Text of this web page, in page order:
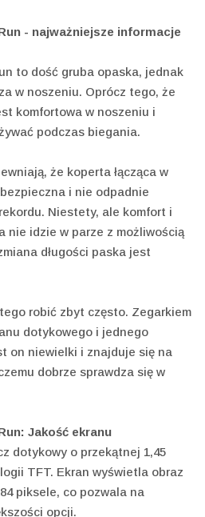
- najważniejsze informacje
to dość gruba opaska, jednak
w noszeniu. Oprócz tego, że
komfortowa w noszeniu i
podczas biegania.
że koperta łącząca w
i nie odpadnie
Niestety, ale komfort i
nie idzie w parze z możliwością
długości paska jest
robić zbyt często. Zegarkiem
dotykowego i jednego
on niewielki i znajduje się na
dobrze sprawdza się w
Jakość ekranu
dotykowy o przekątnej 1,45
TFT. Ekran wyświetla obraz
piksele, co pozwala na
opcji.